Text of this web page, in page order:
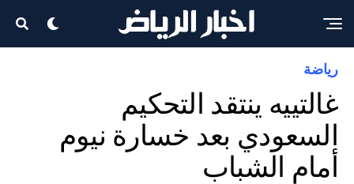
رياضة
غالتييه ينتقد التحكيم
السعودي بعد خسارة نيوم
أمام الشباب